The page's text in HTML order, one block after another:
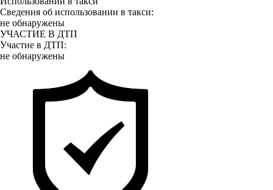
Сведения об использовании в такси:
не обнаружены
УЧАСТИЕ В ДТП
Участие в ДТП:
не обнаружены